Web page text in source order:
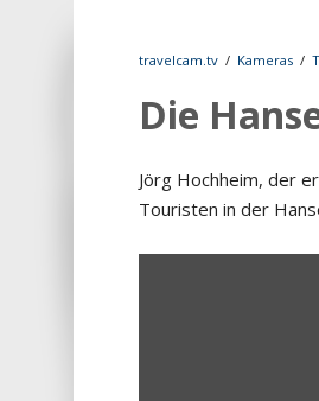
travelcam.tv / Kameras /
Die
Jörg Hochheim, der
Touristen in der